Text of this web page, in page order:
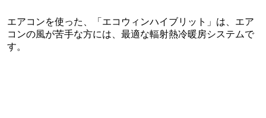
エアコンを使った、「エコウィンハイブリット」は、エア
コンの風が苦手な方には、最適な輻射熱冷暖房システムで
す。